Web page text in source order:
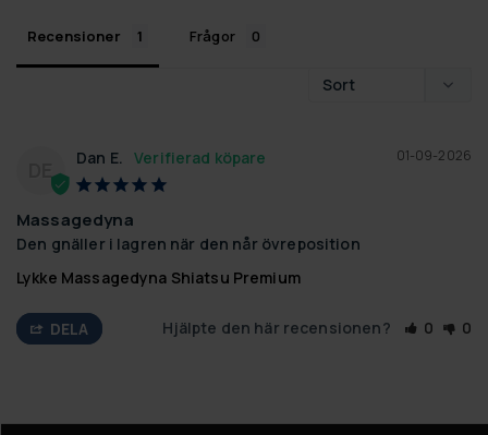
Recensioner Frågor
01-09-2026
Dan E.
Massagedyna
Den gnäller i lagren när den når övreposition
Lykke Massagedyna Shiatsu Premium
DELA Hjälpte den här recensionen? 0 0